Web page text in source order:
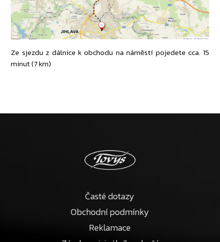
Ze sjezdu z dálnice k obchodu na náměstí pojedete cca. 15
minut (7 km)
Časté dotazy
Obchodní podmínky
Reklamace